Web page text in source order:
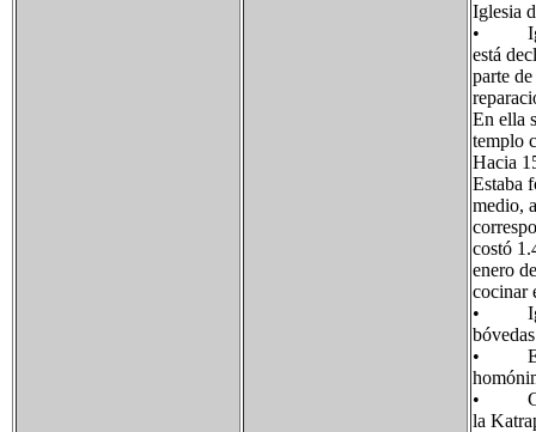
Iglesia
•
está
parte
En ella
templo
Hacia
Estaba
medio,
costó
enero
cocinar
•
•
•
la